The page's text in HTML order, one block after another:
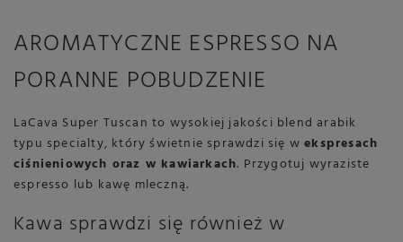
AROMATYCZNE ESPRESSO NA
PORANNE POBUDZENIE
LaCava Super Tuscan to wysokiej jakości blend arabik
typu specialty, który świetnie sprawdzi się wekspresach
ciśnieniowych oraz w kawiarkach. Przygotuj wyraziste
espresso lub kawę mleczną.
Kawa sprawdzi się również w